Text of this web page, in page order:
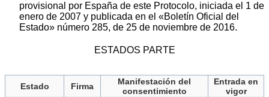
provisional por España de este Protocolo, iniciada el 1 de
enero de 2007 y publicada en el «Boletín Oficial del
Estado» número 285, de 25 de noviembre de 2016.
ESTADOS PARTE
Estado Firma
Manifestación del
consentimiento
Entrada en
vigor